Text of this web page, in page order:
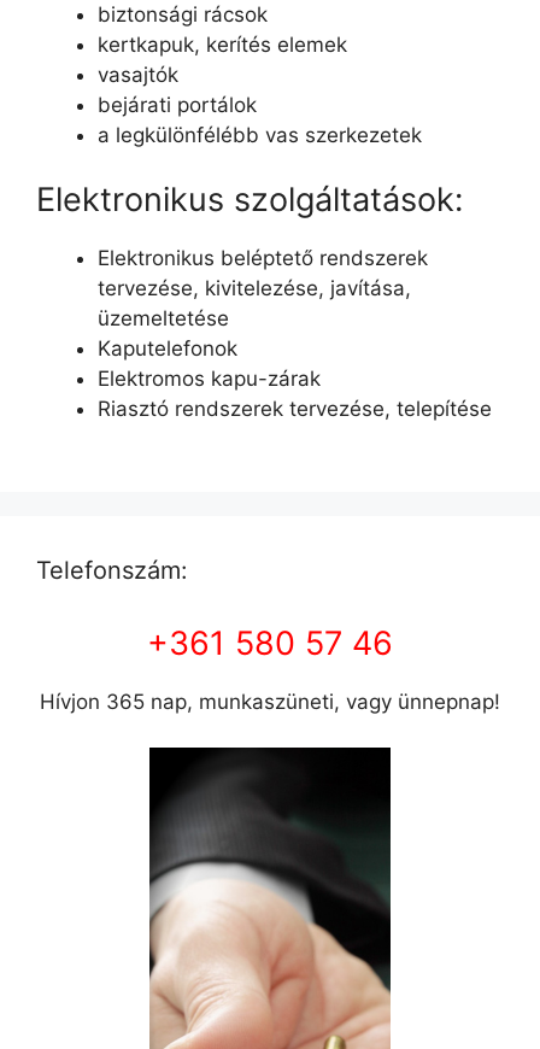
biztonsági rácsok
kertkapuk, kerítés elemek
vasajtók
bejárati portálok
a legkülönfélébb vas szerkezetek
Elektronikus szolgáltatások:
Elektronikus beléptető rendszerek
tervezése, kivitelezése, javítása,
üzemeltetése
Kaputelefonok
Elektromos kapu-zárak
Riasztó rendszerek tervezése, telepítése
Telefonszám:
+361 580 57 46
Hívjon 365 nap, munkaszüneti, vagy ünnepnap!